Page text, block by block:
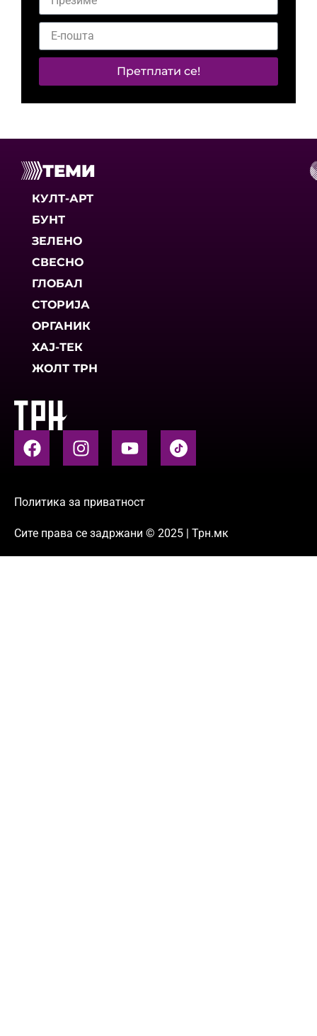
Претплати се!
ТЕМИ
КУЛТ-АРТ
БУНТ
ЗЕЛЕНО
СВЕСНО
ГЛОБАЛ
СТОРИЈА
ОРГАНИК
ХАЈ-ТЕК
ЖОЛТ ТРН
Политика за приватност
Сите права се задржани © 2025 | Трн.мк